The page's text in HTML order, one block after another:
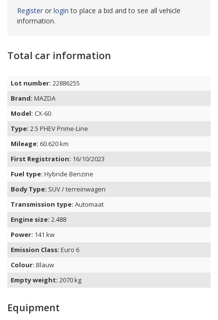
Register or login to place a bid and to see all vehicle
information.
Total car information
Lot number: 22886255
Brand: MAZDA
Model: CX-60
Type: 2.5 PHEV Prime-Line
Mileage: 60.620 km
First Registration: 16/10/2023
Fuel type: Hybride Benzine
Body Type: SUV / terreinwagen
Transmission type: Automaat
Engine size: 2.488
Power: 141 kw
Emission Class: Euro 6
Colour: Blauw
Empty weight: 2070 kg
Equipment